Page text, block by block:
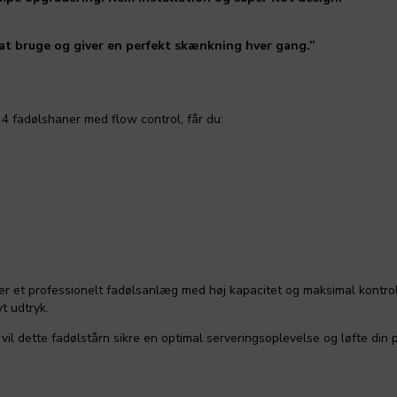
og giver en perfekt skænkning hver gang.”
fadølshaner med flow control, får du:
et professionelt fadølsanlæg med høj kapacitet og maksimal
udtryk.
dette fadølstårn sikre en optimal serveringsoplevelse og løfte